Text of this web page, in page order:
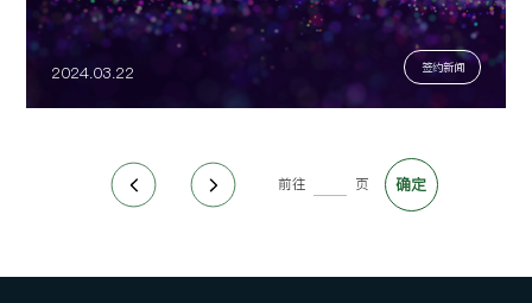
2024.03.22 签约新闻
前往 页